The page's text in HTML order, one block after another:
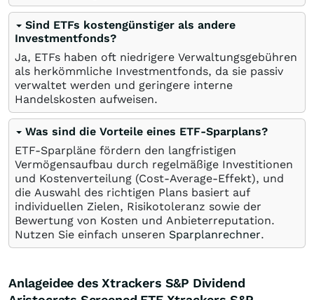
Sind ETFs kostengünstiger als andere
Investmentfonds?
Ja, ETFs haben oft niedrigere Verwaltungsgebühren
als herkömmliche Investmentfonds, da sie passiv
verwaltet werden und geringere interne
Handelskosten aufweisen.
Was sind die Vorteile eines ETF-Sparplans?
ETF-Sparpläne fördern den langfristigen
Vermögensaufbau durch regelmäßige Investitionen
und Kostenverteilung (Cost-Average-Effekt), und
die Auswahl des richtigen Plans basiert auf
individuellen Zielen, Risikotoleranz sowie der
Bewertung von Kosten und Anbieterreputation.
Nutzen Sie einfach unseren Sparplanrechner.
Anlageidee des Xtrackers S&P Dividend